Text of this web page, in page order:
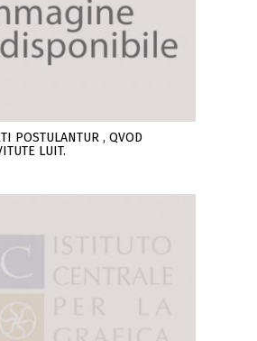
POSTULANTUR , QVOD
LUIT.